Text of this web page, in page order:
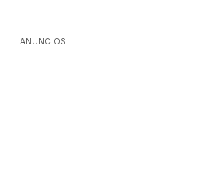
ANUNCIOS